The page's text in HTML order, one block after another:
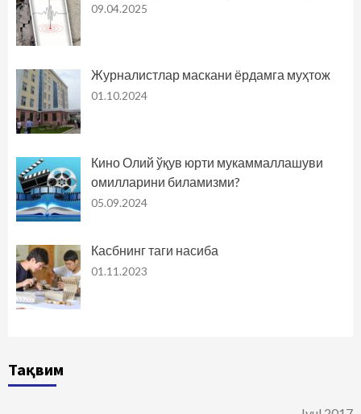
09.04.2025
Журналистлар маскани ёрдамга муҳтож
01.10.2024
Кино Олий ўқув юрти мукаммаллашуви
омилларини биламизми?
05.09.2024
Касбнинг таги насиба
01.11.2023
Тақвим